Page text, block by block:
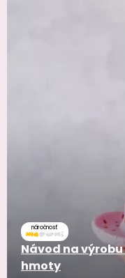
náročnosť
Návod na
hmoty